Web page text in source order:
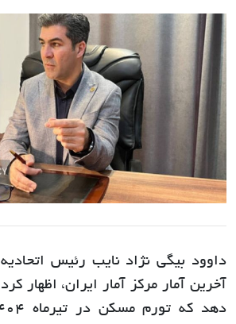
داوود بیگی نژاد نایب رئیس اتحادیه
آخرین آمار مرکز آمار ایران، اظهار